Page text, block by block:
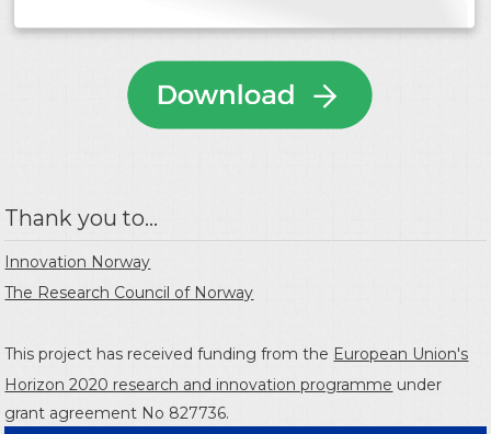
Thank you to...
Innovation Norway
The Research Council of Norway
This project has received funding from the European Union's
Horizon 2020 research and innovation programme under
grant agreement No 827736.